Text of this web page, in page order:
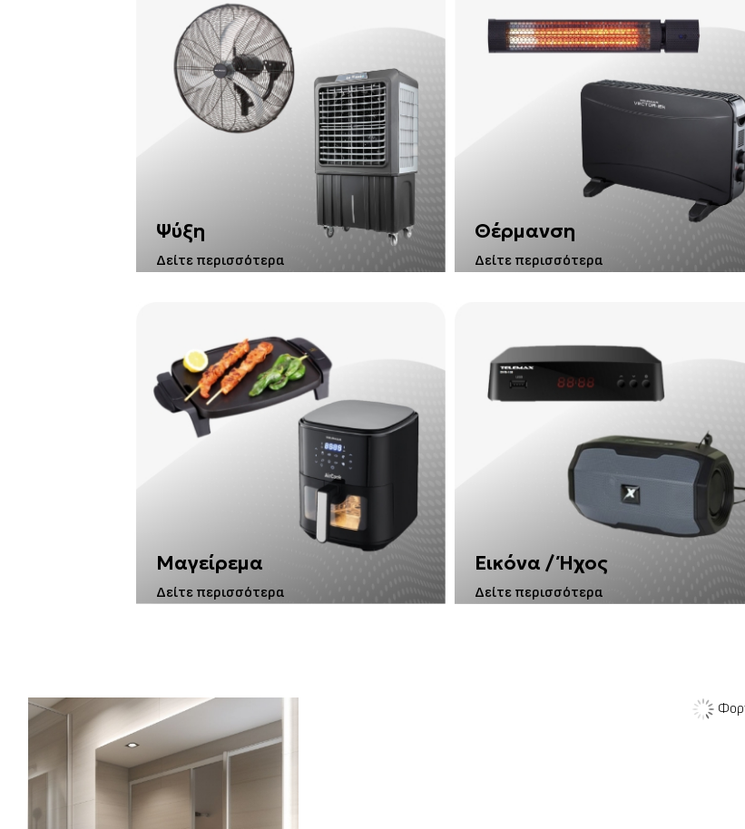
Ψύξη
Δείτε περισσότερα
Θέρμανση
Δείτε περισσότερα
Μαγείρεμα
Δείτε περισσότερα
Εικόνα / Ήχος
Δείτε περισσότερα